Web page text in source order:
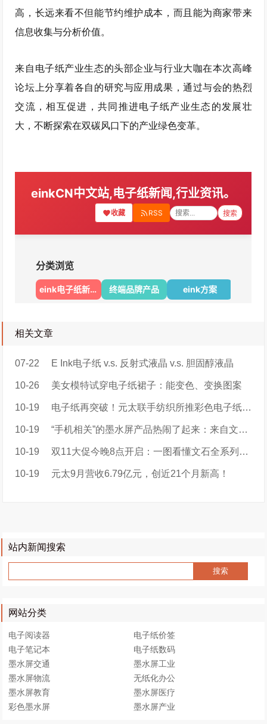
高，长远来看不但能节约维护成本，而且能为商家带来
信息收集与分析价值。
来自电子纸产业生态的头部企业与行业大咖在本次高峰
论坛上分享着各自的研究与应用成果，通过与会的热烈
交流，相互促进，共同推进电子纸产业生态的发展壮
大，不断探索在双碳风口下的产业绿色变革。
相关文章
07-22 E Ink电子纸 v.s. 反射式液晶 v.s. 胆固醇液晶
10-26 美女模特试穿电子纸裙子：能变色、变换图案
10-19 电子纸再突破！元太联手纺织所推彩色电子纸智慧服装e-MooDress衣墨
10-19 “手机相关”的墨水屏产品热闹了起来：来自文石，墨案，墨小家的新品
10-19 双11大促今晚8点开启：一图看懂文石全系列优惠攻略！
10-19 元太9月营收6.79亿元，创近21个月新高！
站内新闻搜索
网站分类
电子阅读器
电子纸价签
电子笔记本
电子纸数码
墨水屏交通
墨水屏工业
墨水屏物流
无纸化办公
墨水屏教育
墨水屏医疗
彩色墨水屏
墨水屏产业